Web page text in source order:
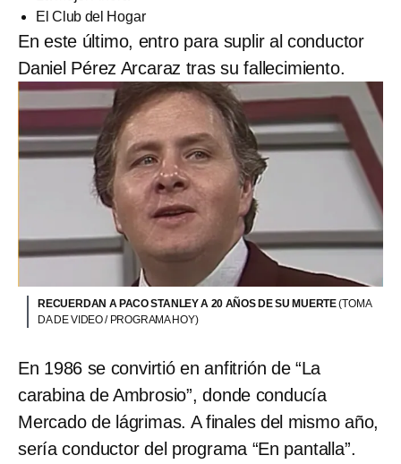
El Club del Hogar
En este último, entro para suplir al conductor
Daniel Pérez Arcaraz tras su fallecimiento.
RECUERDAN A PACO STANLEY A 20 AÑOS DE SU MUERTE(TOMA
DA DE VIDEO / PROGRAMA HOY)
En 1986 se convirtió en anfitrión de “La
carabina de Ambrosio”, donde conducía
Mercado de lágrimas. A finales del mismo año,
sería conductor del programa “En pantalla”.